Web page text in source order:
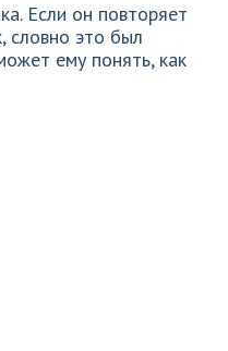
Если он повторяет
словно это был
ему понять, как